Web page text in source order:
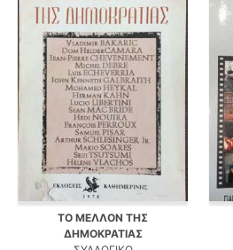
ΤΟ ΜΕΛΛΟΝ ΤΗΣ
ΔΗΜΟΚΡΑΤΙΑΣ